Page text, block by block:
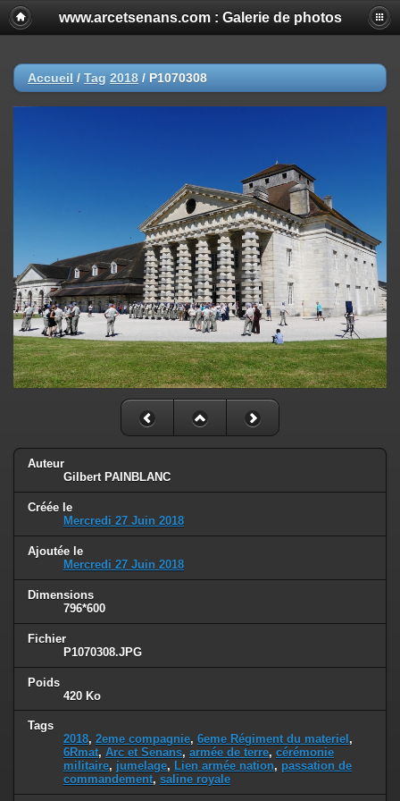
www.arcetsenans.com : Galerie de photos
Accueil / Tag 2018 / P1070308
Auteur
Gilbert PAINBLANC
Créée le
Mercredi 27 Juin 2018
Ajoutée le
Mercredi 27 Juin 2018
Dimensions
796*600
Fichier
P1070308.JPG
Poids
420 Ko
Tags
2018, 2eme compagnie, 6eme Régiment du materiel ,
6Rmat, Arc et Senans, armée de terre, cérémonie
militaire, jumelage, Lien armée nation, passation de
commandement, saline royale